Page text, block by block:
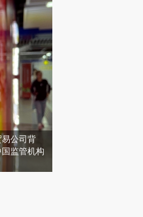
公司背
监管机构
新文章